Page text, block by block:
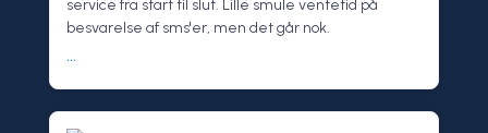
service fra start til slut. Lille smule ventetid på
besvarelse af sms'er, men det går nok.
...